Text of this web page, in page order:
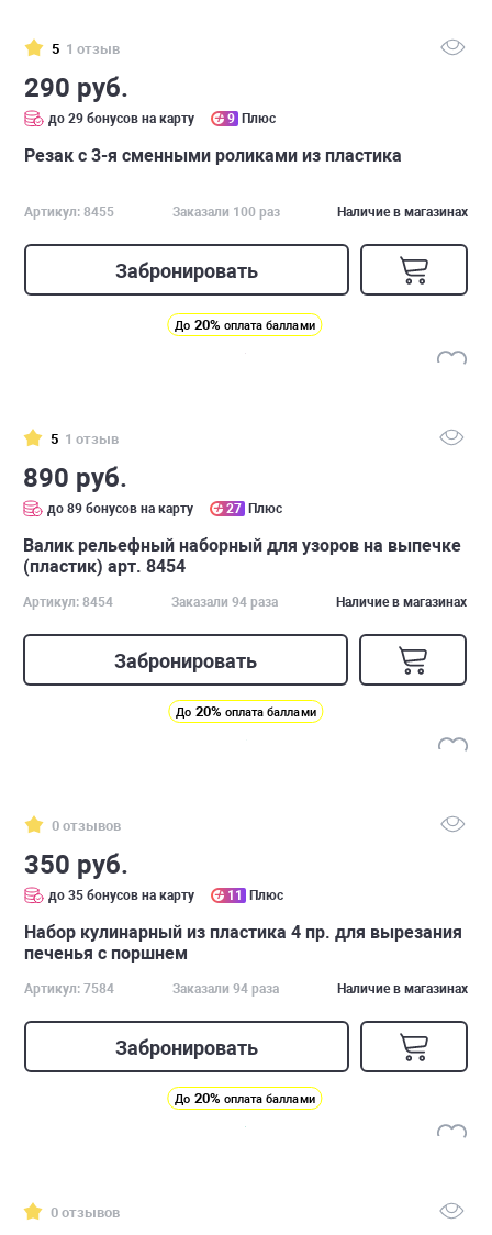
5 1 отзыв
290 руб.
до 29 бонусов на карту 9 Плюс
Резак с 3-я сменными роликами из пластика
Артикул: 8455 Заказали 100 раз Наличие в магазинах
Забронировать
До 20% оплата баллами
5 1 отзыв
890 руб.
до 89 бонусов на карту 27 Плюс
Валик рельефный наборный для узоров на выпечке
(пластик) арт. 8454
Артикул: 8454 Заказали 94 раза Наличие в магазинах
Забронировать
До 20% оплата баллами
0 отзывов
350 руб.
до 35 бонусов на карту 11 Плюс
Набор кулинарный из пластика 4 пр. для вырезания
печенья с поршнем
Артикул: 7584 Заказали 94 раза Наличие в магазинах
Забронировать
До 20% оплата баллами
0 отзывов